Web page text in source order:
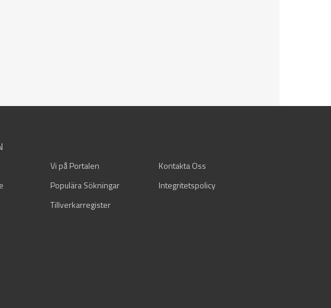
Vi på Portalen
Kontakta Oss
Populära Sökningar
Integritetspolicy
Tillverkarregister